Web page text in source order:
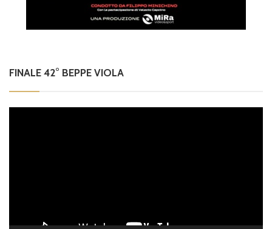
FINALE 42° BEPPE VIOLA